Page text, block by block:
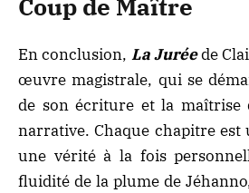
Coup de Maître
En conclusion, La Juréede
œuvre magistrale, qui se
de son écriture et la maîtrise
narrative. Chaque chapitre est
une vérité à la fois
fluidité de la plume de